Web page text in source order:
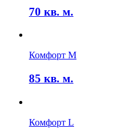
70 кв. м.
Комфорт M
85 кв. м.
Комфорт L